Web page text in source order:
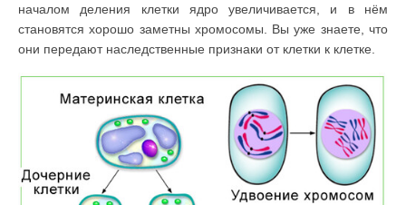
началом деления клетки ядро увеличивается, и в нём
становятся хорошо заметны хромосомы. Вы уже знаете, что
они передают наследственные признаки от клетки к клетке.